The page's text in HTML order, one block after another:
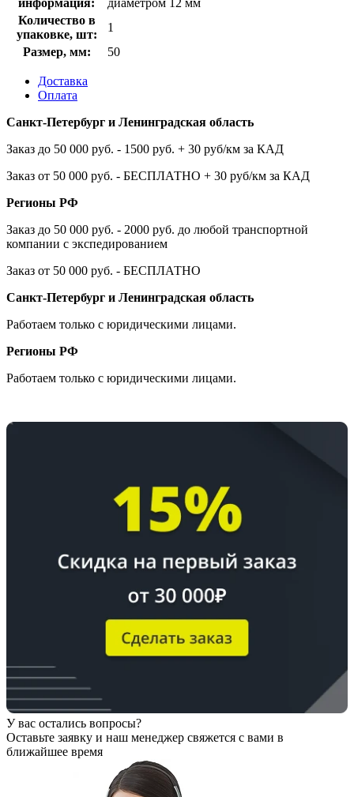
Количество в
упаковке, шт:
1
Размер, мм:
50
Доставка
Оплата
Санкт-Петербург и Ленинградская область
Заказ до 50 000 руб. - 1500 руб. + 30 руб/км за КАД
Заказ от 50 000 руб. - БЕСПЛАТНО + 30 руб/км за КАД
Регионы РФ
Заказ до 50 000 руб. - 2000 руб. до любой транспортной
компании с экспедированием
Заказ от 50 000 руб. - БЕСПЛАТНО
Санкт-Петербург и Ленинградская область
Работаем только с юридическими лицами.
Регионы РФ
Работаем только с юридическими лицами.
У вас остались вопросы?
Оставьте заявку и наш менеджер свяжется с вами в
ближайшее время